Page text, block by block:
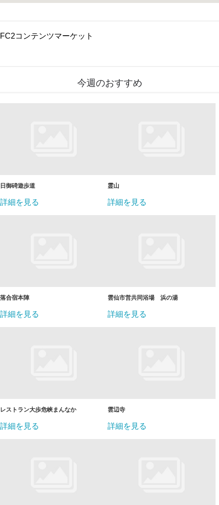
FC2コンテンツマーケット
今週のおすすめ
日御碕遊歩道
詳細を見る
霊山
詳細を見る
落合宿本陣
詳細を見る
雲仙市営共同浴場 浜の湯
詳細を見る
レストラン大歩危峡まんなか
詳細を見る
雲辺寺
詳細を見る